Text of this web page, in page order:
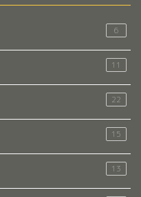
6
11
22
15
13